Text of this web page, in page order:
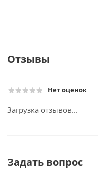
Отзывы
Нет оценок
Загрузка отзывов...
Задать вопрос